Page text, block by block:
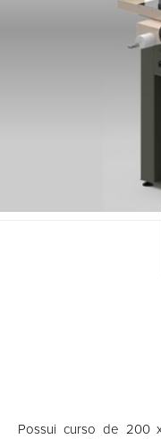
Possui curso de 200